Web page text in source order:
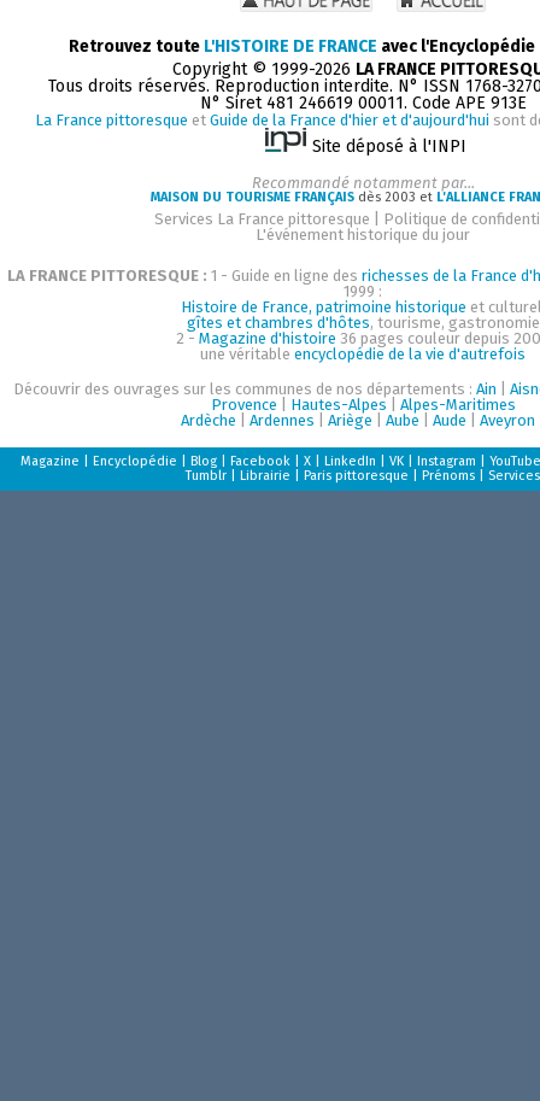
Retrouvez toute L'HISTOIRE DE FRANCE avec
Copyright © 1999-2026 LA FRANCE
Tous droits réservés. Reproduction interdite. N° ISSN 1768-
N° Siret 481 246619 00011. Code APE 913E
La France pittoresque et Guide de la France d'hier et d'aujourd'hui sont
Site déposé à l'INPI
Recommandé notamment par...
MAISON DU TOURISME FRANÇAISdès 2003 et L'ALLIANCE
Services La France pittoresque
Politique de
L'événement historique du jour
LA FRANCE PITTORESQUE : 1 - Guide en ligne des richesses de la France
1999 :
Histoire de France, patrimoine historique et
gîtes et chambres d'hôtes, tourisme, gastronomie
2 - Magazine d'histoire 36 pages couleur depuis
une véritable encyclopédie de la vie d'autrefois
Découvrir des ouvrages sur les communes de nos départements : Ain
Provence
Hautes-Alpes
Alpes-Maritimes
Ardèche
Ardennes Ariège Aube Aude Aveyron
Magazine Encyclopédie Blog Facebook X LinkedIn VK Instagram
YouTube
Tumblr
Librairie Paris pittoresque Prénoms Services